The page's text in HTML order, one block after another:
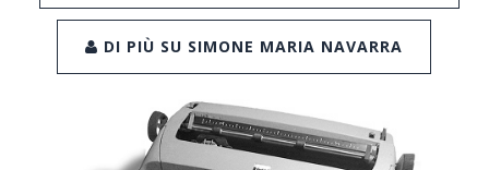
DI PIÙ SU SIMONE MARIA NAVARRA